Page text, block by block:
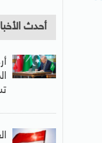
أحدث